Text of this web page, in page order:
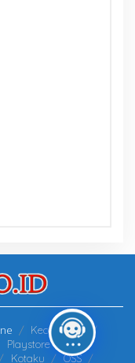
Kecamatan
Playstore
Kotaku OSS